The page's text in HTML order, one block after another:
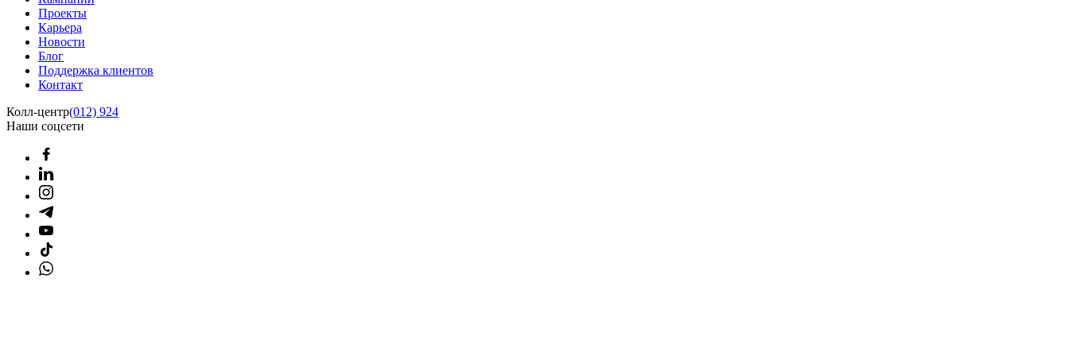
Проекты
Карьера
Новости
Блог
Поддержка клиентов
Контакт
Колл-центр(012) 924
Наши соцсети